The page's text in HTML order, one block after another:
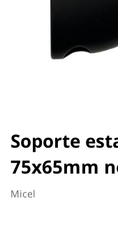
Soporte
75x65mm
Micel
Saltar
al
comienzo
de
la